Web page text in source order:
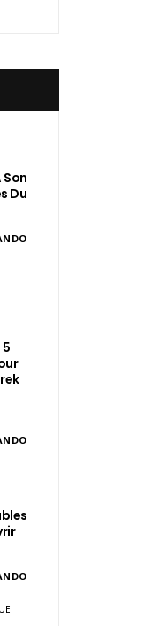
Son
Du